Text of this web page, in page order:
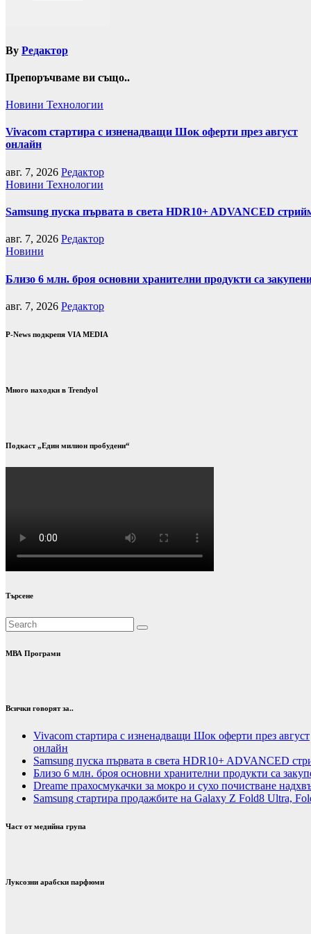
By Редактор
Препоръчваме ви също..
Новини Технологии
Vivacom стартира с изненадващи Шок оферти през август
онлайн
авг. 7, 2026 Редактор
Новини Технологии
Samsung пуска първата в света HDR10+ ADVANCED
авг. 7, 2026 Редактор
Новини
Близо 6 млн. броя основни хранителни продукти са
авг. 7, 2026 Редактор
P-News подкрепя VIA MEDIA
Много находки в Trendyol
Подкаст „Един милион пробудени“
Търсене
МВА Програми
Всички говорят за..
Vivacom стартира с изненадващи Шок оферти през август
онлайн
Samsung пуска първата в света HDR10+ ADVANCED
Близо 6 млн. броя основни хранителни продукти са
Dreame прахосмукачки за мокро и сухо почистване
Samsung стартира продажбите на Galaxy Z Fold8 Ultra,
Част от медийна група
Луксозни арабски парфюми